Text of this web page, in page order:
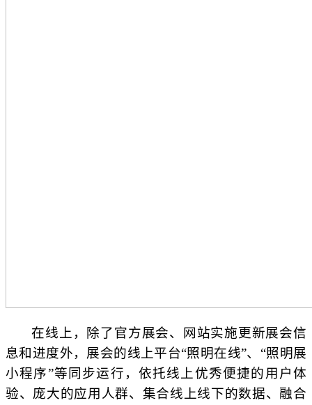
在线上，除了官方展会、网站实施更新展会信
息和进度外，展会的线上平台“照明在线”、“照明展
小程序”等同步运行，依托线上优秀便捷的用户体
验、庞大的应用人群、集合线上线下的数据、融合